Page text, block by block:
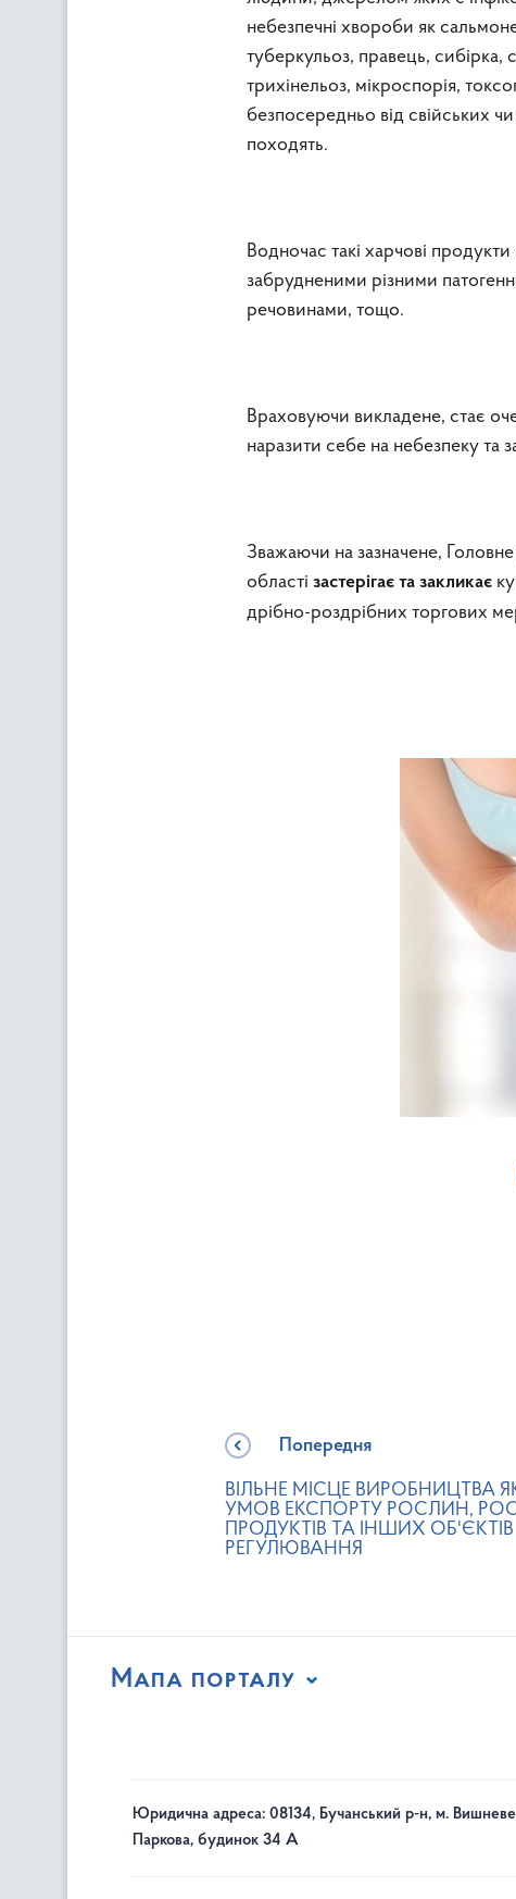
небезпечні хвороби як
туберкульоз, правець, сибірка,
трихінельоз, мікроспорія,
безпосередньо від свійських
походять.
Водночас такі харчові
забрудненими різними
речовинами, тощо.
Враховуючи викладене, стає
наразити себе на небезпеку та
Зважаючи на зазначене,
області застерігає та закликає
дрібно-роздрібних торгових
Попередня
ВІЛЬНЕ МІСЦЕ ВИРОБНИЦТВА
УМОВ ЕКСПОРТУ РОСЛИН,
ПРОДУКТІВ ТА ІНШИХ ОБ'ЄКТІВ
РЕГУЛЮВАННЯ
Мапа порталу
Юридична адреса: 08134, Бучанський р-н, м.
Паркова, будинок 34 А